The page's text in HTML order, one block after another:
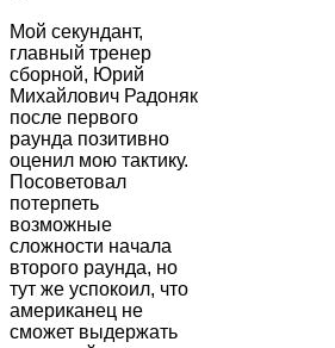
Мой секундант,
главный тренер
сборной, Юрий
Михайлович Радоняк
после первого
раунда позитивно
оценил мою тактику.
Посоветовал
потерпеть
возможные
сложности начала
второго раунда, но
тут же успокоил, что
американец не
сможет выдержать